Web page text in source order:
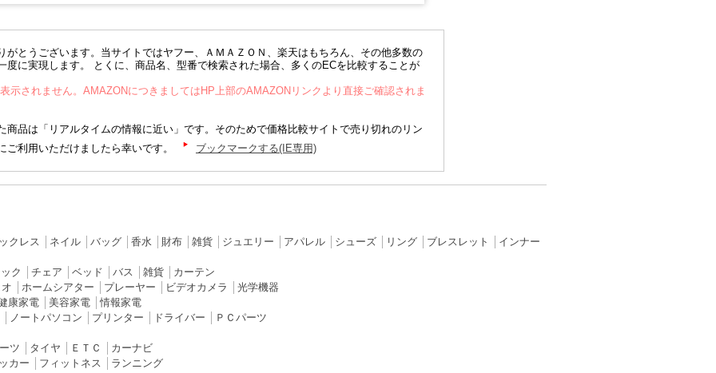
がとうございます。当サイトではヤフー、ＡＭＡＺＯＮ、楽天はもちろん、その他多数の
度に実現します。 とくに、商品名、型番で検索された場合、多くのECを比較することが
示されません。AMAZONにつきましてはHP上部のAMAZONリンクより直接ご確認されま
品は「リアルタイムの情報に近い」です。そのためで価格比較サイトで売り切れのリン
利用いただけましたら幸いです。
ブックマークする(IE専用)
クレス ネイル バッグ 香水 財布 雑貨 ジュエリー アパレル シューズ リング ブレスレット インナー
ク チェア ベッド バス 雑貨
カーテン
ホームシアター プレーヤー ビデオカメラ
光学機器
康家電
美容家電 │情報家電
ノートパソコン プリンター ドライバー ＰＣパーツ
ツ タイヤ ＥＴＣ
カーナビ
カー
フィットネス ランニング